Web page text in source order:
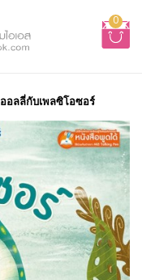
0
ออลลี่กับเพลซิโอซอร์